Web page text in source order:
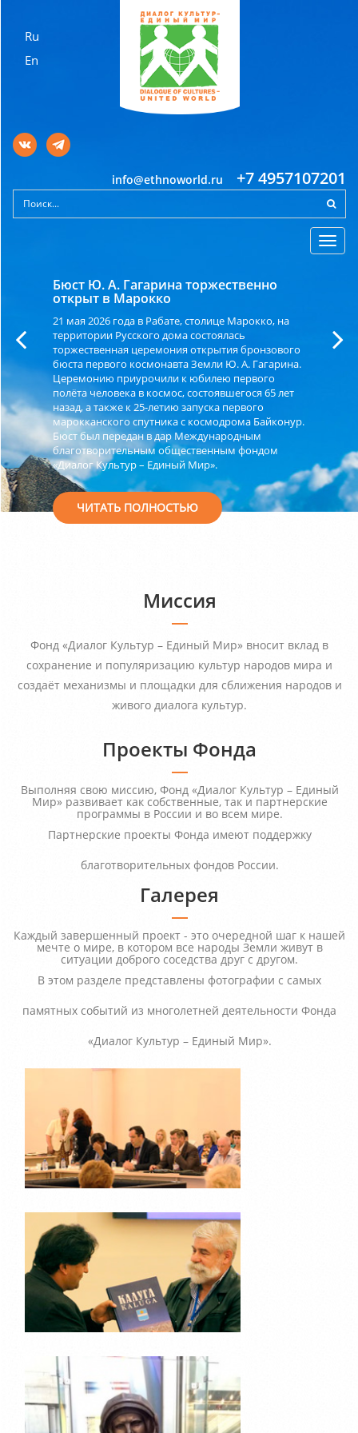
Ru
En
info@ethnoworld.ru +7 4957107201
Бюст Ю. А. Гагарина торжественно
открыт в Марокко
21 мая 2026 года в Рабате, столице Марокко, на
территории Русского дома состоялась
торжественная церемония открытия бронзового
бюста первого космонавта Земли Ю. А. Гагарина.
Церемонию приурочили к юбилею первого
полёта человека в космос, состоявшегося 65 лет
назад, а также к 25-летию запуска первого
марокканского спутника с космодрома Байконур.
Бюст был передан в дар Международным
благотворительным общественным фондом
«Диалог Культур – Единый Мир».
ЧИТАТЬ ПОЛНОСТЬЮ
Миссия
Фонд «Диалог Культур – Единый Мир» вносит вклад в
сохранение и популяризацию культур народов мира и
создаёт механизмы и площадки для сближения народов и
живого диалога культур.
Проекты Фонда
Выполняя свою миссию, Фонд «Диалог Культур – Единый
Мир» развивает как собственные, так и партнерские
программы в России и во всем мире.
Партнерские проекты Фонда имеют поддержку
благотворительных фондов России.
Галерея
Каждый завершенный проект - это очередной шаг к нашей
мечте о мире, в котором все народы Земли живут в
ситуации доброго соседства друг с другом.
В этом разделе представлены фотографии с самых
памятных событий из многолетней деятельности Фонда
«Диалог Культур – Единый Мир».